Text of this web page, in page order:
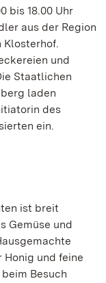
bis 18.00 Uhr
aus der Region
und
Staatlichen
laden
des
ein.
ist breit
Gemüse und
und feine
Besuch